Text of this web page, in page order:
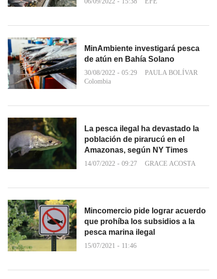
MinAmbiente investigará pesca
de atún en Bahía Solano
30/08/2022 - 05:29
PAULA BOLÍVAR
Colombia
La pesca ilegal ha devastado la
población de pirarucú en el
Amazonas, según NY Times
14/07/2022 - 09:27 GRACE ACOSTA
Mincomercio pide lograr acuerdo
que prohíba los subsidios a la
pesca marina ilegal
15/07/2021 - 11:46